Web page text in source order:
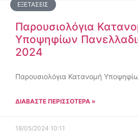
ΕΞΕΤΆΣΕΙΣ
Παρουσιολόγια
Υποψηφίων
2024
Παρουσιολόγια Κατανομή
ΔΙΑΒΑΣΤΕ ΠΕΡΙΣΣΟΤΕΡΑ »
18/05/2024 10:11